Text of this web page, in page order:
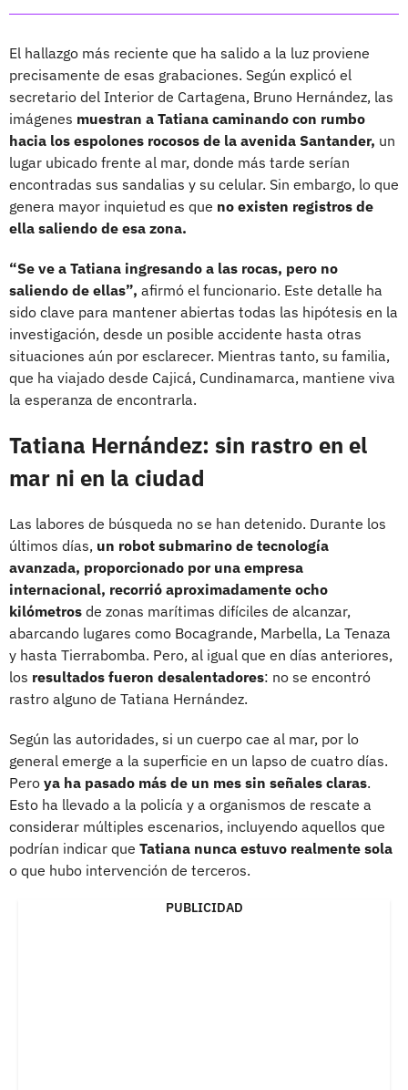
El hallazgo más reciente que ha salido a la luz proviene
precisamente de esas grabaciones. Según explicó el
secretario del Interior de Cartagena, Bruno Hernández, las
imágenes muestran a Tatiana caminando con rumbo
hacia los espolones rocosos de la avenida Santander, un
lugar ubicado frente al mar, donde más tarde serían
encontradas sus sandalias y su celular. Sin embargo, lo que
genera mayor inquietud es que no existen registros de
ella saliendo de esa zona.
“Se ve a Tatiana ingresando a las rocas, pero no
saliendo de ellas”, afirmó el funcionario. Este detalle ha
sido clave para mantener abiertas todas las hipótesis en la
investigación, desde un posible accidente hasta otras
situaciones aún por esclarecer. Mientras tanto, su familia,
que ha viajado desde Cajicá, Cundinamarca, mantiene viva
la esperanza de encontrarla.
Tatiana Hernández: sin rastro en el
mar ni en la ciudad
Las labores de búsqueda no se han detenido. Durante los
últimos días, un robot submarino de tecnología
avanzada, proporcionado por una empresa
internacional, recorrió aproximadamente ocho
kilómetros de zonas marítimas difíciles de alcanzar,
abarcando lugares como Bocagrande, Marbella, La Tenaza
y hasta Tierrabomba. Pero, al igual que en días anteriores,
los resultados fueron desalentadores: no se encontró
rastro alguno de Tatiana Hernández.
Según las autoridades, si un cuerpo cae al mar, por lo
general emerge a la superficie en un lapso de cuatro días.
Pero ya ha pasado más de un mes sin señales claras.
Esto ha llevado a la policía y a organismos de rescate a
considerar múltiples escenarios, incluyendo aquellos que
podrían indicar que Tatiana nunca estuvo realmente sola
o que hubo intervención de terceros.
PUBLICIDAD